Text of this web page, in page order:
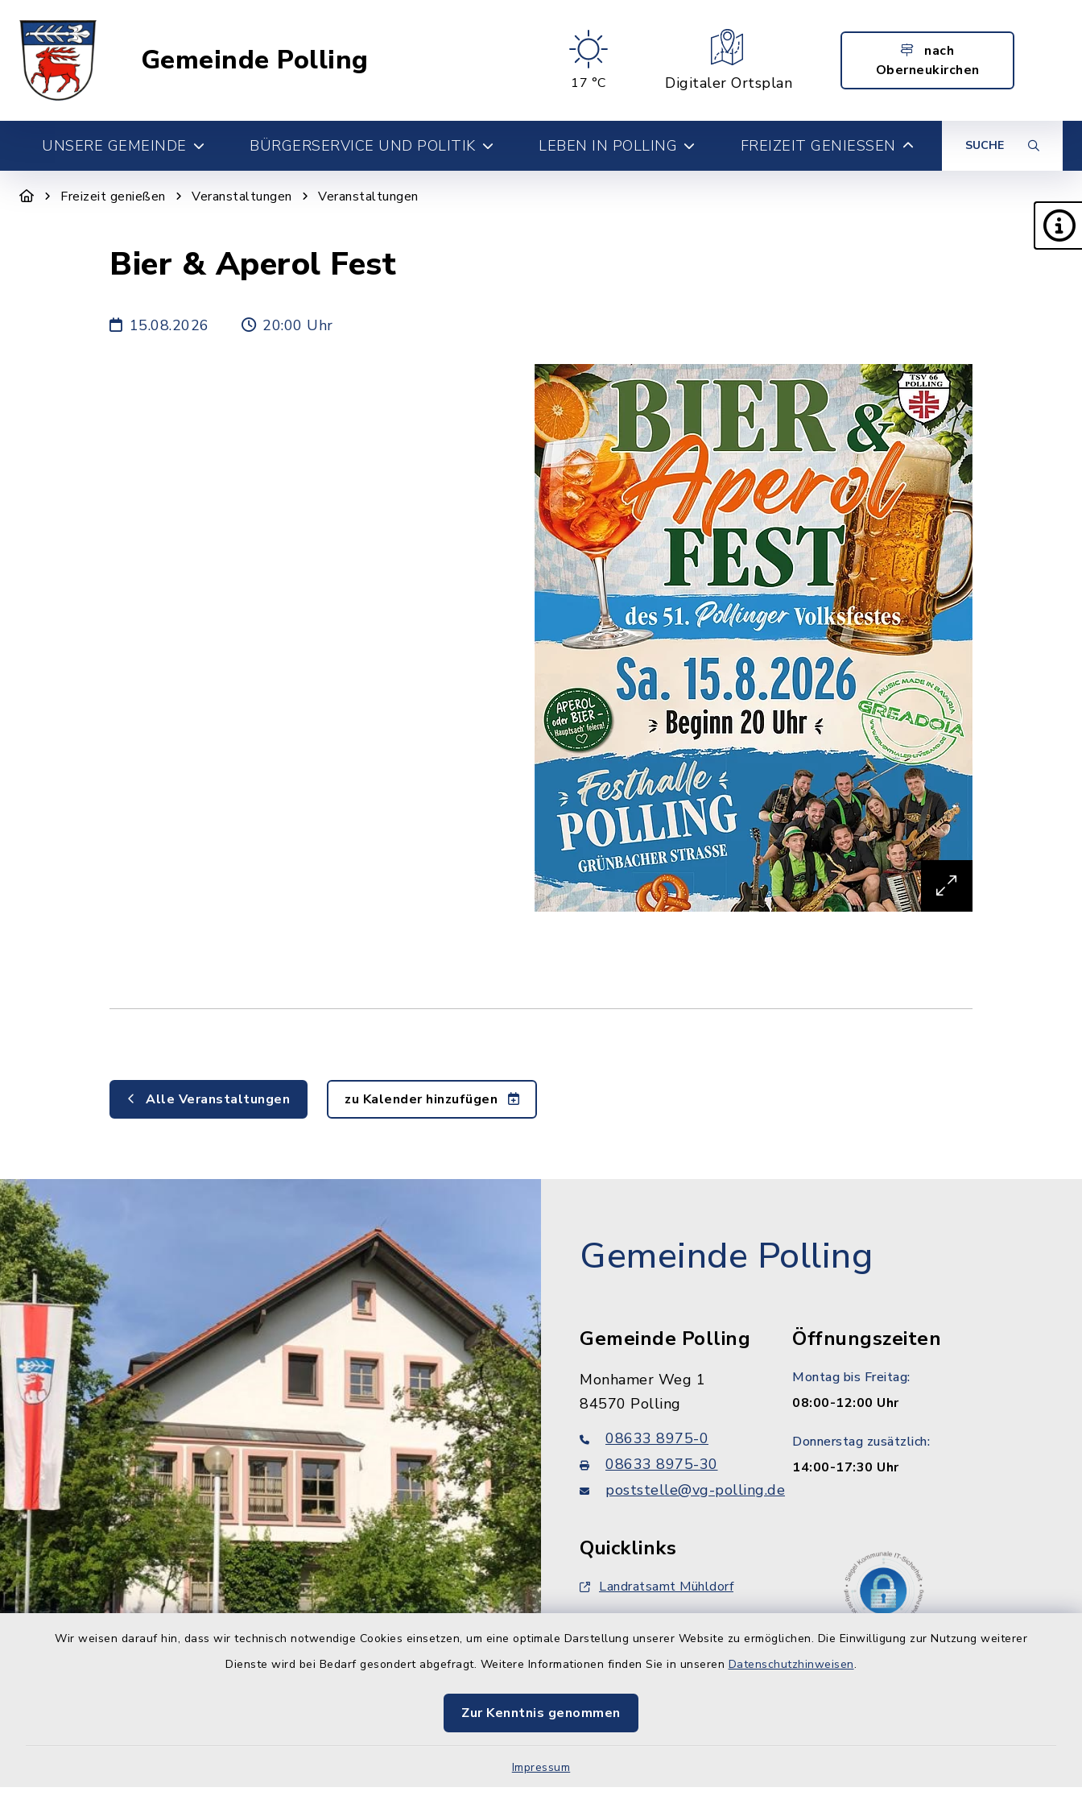
Wir weisen darauf hin, dass wir technisch notwendige Cookies einsetzen, um eine optimale Darstellung unserer Website zu ermöglichen. Die Einwilligung zur Nutzung weiterer
Dienste wird bei Bedarf gesondert abgefragt. Weitere Informationen finden Sie in unseren Datenschutzhinweisen.
Zur Kenntnis genommen
Impressum
Gemeinde Polling
17 °C Digitaler Ortsplan
nach
Oberneukirchen
UNSERE GEMEINDE BÜRGERSERVICE UND POLITIK LEBEN IN POLLING FREIZEIT GENIESSEN SUCHE
Freizeit genießen Veranstaltungen Veranstaltungen
Bier & Aperol Fest
15.08.2026 20:00 Uhr
Alle Veranstaltungen zu Kalender hinzufügen
Gemeinde Polling
Gemeinde Polling
Monhamer Weg 1
84570 Polling
08633 8975-0
08633 8975-30
poststelle@vg-polling.de
Öffnungszeiten
Montag bis Freitag:
08:00-12:00 Uhr
Donnerstag zusätzlich:
14:00-17:30 Uhr
Quicklinks
Landratsamt Mühldorf
Bahnausbau ABS 38